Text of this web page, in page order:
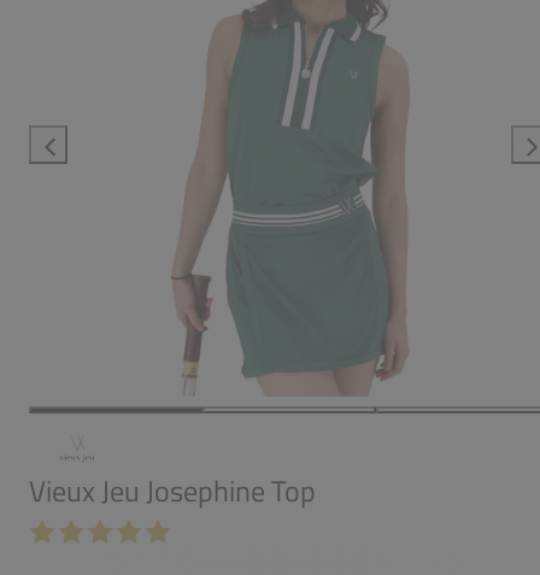
Vieux Jeu Josephine Top